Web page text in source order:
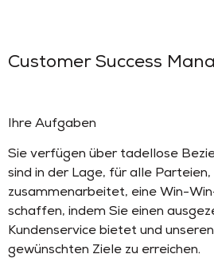
Customer Success
Ihre Aufgaben
Sie verfügen über tadellose
sind in der Lage, für alle
zusammenarbeitet, eine Win-
schaffen, indem Sie einen
Kundenservice bietet und
gewünschten Ziele zu erreichen.